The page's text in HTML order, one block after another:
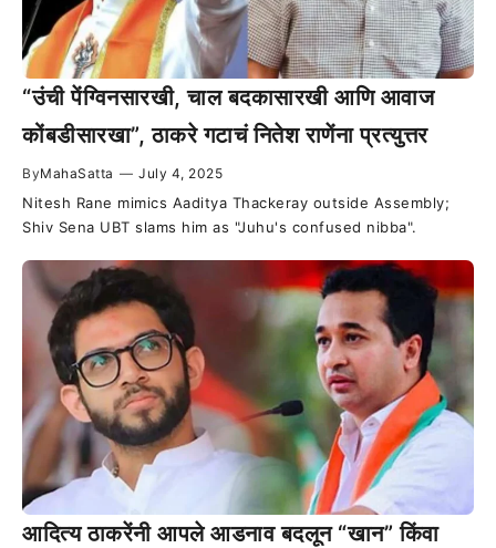
“उंची पेंग्विनसारखी, चाल बदकासारखी आणि आवाज
कोंबडीसारखा”, ठाकरे गटाचं नितेश राणेंना प्रत्युत्तर
ByMahaSatta — July 4, 2025
Nitesh Rane mimics Aaditya Thackeray outside Assembly;
Shiv Sena UBT slams him as "Juhu's confused nibba".
आदित्य ठाकरेंनी आपले आडनाव बदलून “खान” किंवा